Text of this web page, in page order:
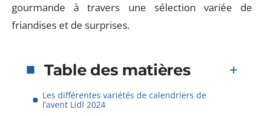
gourmande à travers une sélection variée de
friandises et de surprises.
Table des matières
Les différentes variétés de calendriers de
l’avent Lidl 2024